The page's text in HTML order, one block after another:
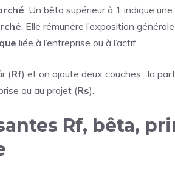
. Un bêta supérieur à 1 indique
. Elle rémunère l’exposition
liée à l’entreprise ou à l’actif.
(Rf) et on ajoute deux couches : la
ou au projet (Rs).
Rf, bêta,